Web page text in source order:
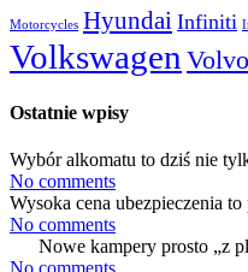
Motorcycles Hyundai Infiniti
Volkswagen Volvo
Ostatnie wpisy
Wybór alkomatu to dziś nie
No comments
Wysoka cena ubezpieczenia
No comments
Nowe kampery prosto „z